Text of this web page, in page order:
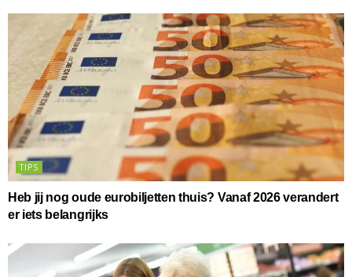
TIPS
Heb jij nog oude eurobiljetten thuis? Vanaf 2026 verandert
er iets belangrijks